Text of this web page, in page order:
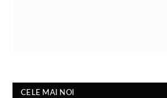
CELE MAI NOI